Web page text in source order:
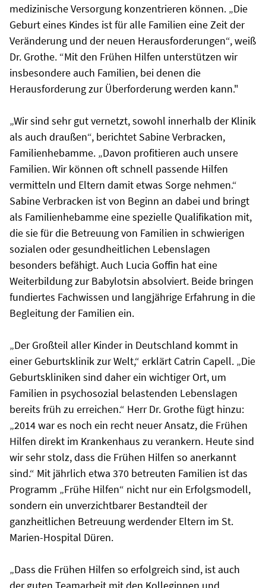
medizinische Versorgung konzentrieren können. „Die
Geburt eines Kindes ist für alle Familien eine Zeit der
Veränderung und der neuen Herausforderungen“, weiß
Dr. Grothe. “Mit den Frühen Hilfen unterstützen wir
insbesondere auch Familien, bei denen die
Herausforderung zur Überforderung werden kann."
„Wir sind sehr gut vernetzt, sowohl innerhalb der Klinik
als auch draußen“, berichtet Sabine Verbracken,
Familienhebamme. „Davon profitieren auch unsere
Familien. Wir können oft schnell passende Hilfen
vermitteln und Eltern damit etwas Sorge nehmen.“
Sabine Verbracken ist von Beginn an dabei und bringt
als Familienhebamme eine spezielle Qualifikation mit,
die sie für die Betreuung von Familien in schwierigen
sozialen oder gesundheitlichen Lebenslagen
besonders befähigt. Auch Lucia Goffin hat eine
Weiterbildung zur Babylotsin absolviert. Beide bringen
fundiertes Fachwissen und langjährige Erfahrung in die
Begleitung der Familien ein.
„Der Großteil aller Kinder in Deutschland kommt in
einer Geburtsklinik zur Welt,“ erklärt Catrin Capell. „Die
Geburtskliniken sind daher ein wichtiger Ort, um
Familien in psychosozial belastenden Lebenslagen
bereits früh zu erreichen.“ Herr Dr. Grothe fügt hinzu:
„2014 war es noch ein recht neuer Ansatz, die Frühen
Hilfen direkt im Krankenhaus zu verankern. Heute sind
wir sehr stolz, dass die Frühen Hilfen so anerkannt
sind.“ Mit jährlich etwa 370 betreuten Familien ist das
Programm „Frühe Hilfen“ nicht nur ein Erfolgsmodell,
sondern ein unverzichtbarer Bestandteil der
ganzheitlichen Betreuung werdender Eltern im St.
Marien-Hospital Düren.
„Dass die Frühen Hilfen so erfolgreich sind, ist auch